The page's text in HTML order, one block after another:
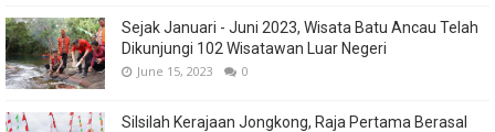
Sejak Januari - Juni 2023, Wisata Batu Ancau Telah
Dikunjungi 102 Wisatawan Luar Negeri
June 15, 2023 0
Silsilah Kerajaan Jongkong, Raja Pertama Berasal